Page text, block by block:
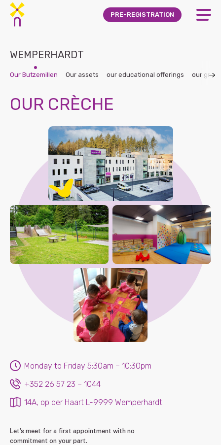
Skip to main content
PRE-REGISTRATION
WEMPERHARDT
Our Butzemillen Our assets our educational offerings our
OUR CRÈCHE
Monday to Friday 5:30am – 10:30pm
+352 26 57 23 – 1044
14A, op der Haart L-9999 Wemperhardt
Let's meet for a first appointment with no
commitment on your part.